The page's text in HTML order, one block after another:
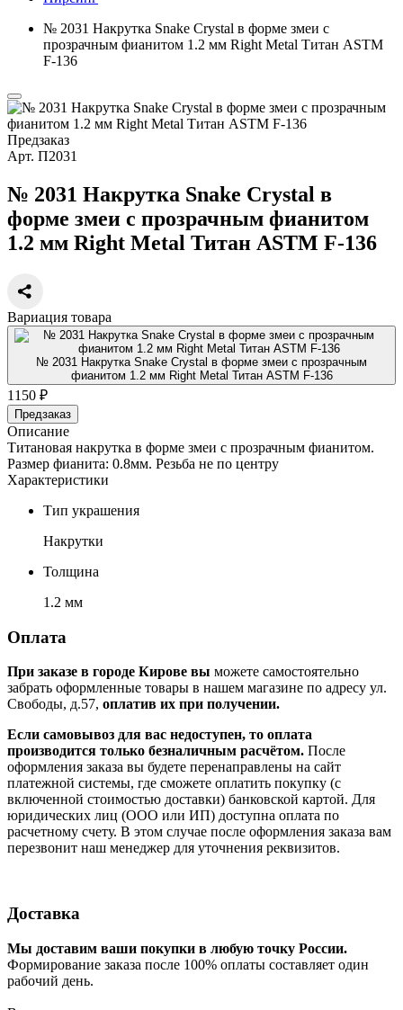
№ 2031 Накрутка Snake Crystal в форме змеи с
прозрачным фианитом 1.2 мм Right Metal Титан ASTM
F-136
Предзаказ
Арт. П2031
№ 2031 Накрутка Snake Crystal в
форме змеи с прозрачным фианитом
1.2 мм Right Metal Титан ASTM F-136
Вариация товара
№ 2031 Накрутка Snake Crystal в форме змеи с прозрачным
фианитом 1.2 мм Right Metal Титан ASTM F-136
1150 ₽
Предзаказ
Описание
Титановая накрутка в форме змеи с прозрачным фианитом.
Размер фианита: 0.8мм. Резьба не по центру
Характеристики
Тип украшения
Накрутки
Толщина
1.2 мм
Оплата
При заказе в городе Кирове вы можете самостоятельно
забрать оформленные товары в нашем магазине по адресу ул.
Свободы, д.57, оплатив их при получении.
Если самовывоз для вас недоступен, то оплата
производится только безналичным расчётом. После
оформления заказа вы будете перенаправлены на сайт
платежной системы, где сможете оплатить покупку (с
включенной стоимостью доставки) банковской картой. Для
юридических лиц (ООО или ИП) доступна оплата по
расчетному счету. В этом случае после оформления заказа вам
перезвонит наш менеджер для уточнения реквизитов.
Доставка
Мы доставим ваши покупки в любую точку России.
Формирование заказа после 100% оплаты составляет один
рабочий день.